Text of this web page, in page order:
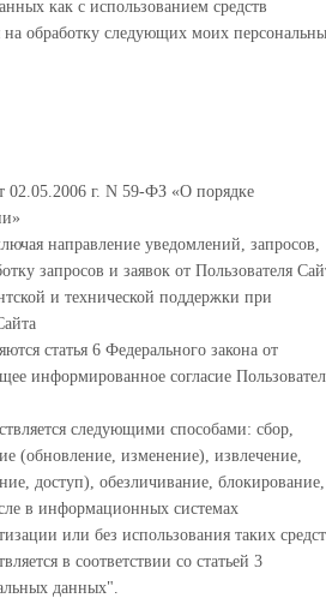
как с использованием средств
на обработку следующих моих
02.05.2006 г. N 59-ФЗ «О порядке
направление уведомлений, запросов,
запросов и заявок от Пользователя
и технической поддержки при
статья 6 Федерального закона от
информированное согласие
следующими способами: сбор,
(обновление, изменение), извлечение,
доступ), обезличивание, блокирование,
в информационных системах
или без использования таких
в соответствии со статьей 3
данных".